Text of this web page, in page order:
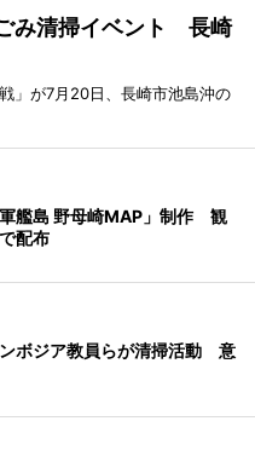
み清掃イベント 長崎
」が7月20日、長崎市池島沖の
艦島 野母崎MAP」制作 観
配布
ボジア教員らが清掃活動 意